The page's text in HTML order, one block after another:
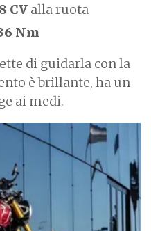
CV alla ruota
Nm
di guidarla con la
è brillante, ha un
ai medi.